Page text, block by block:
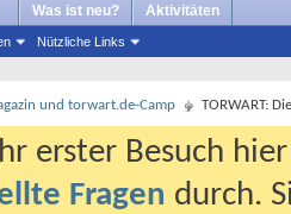
Nützliche Links
Was ist neu? Aktivitäten
und torwart.de-Camp TORWART:
erster Besuch
Fragen durch.